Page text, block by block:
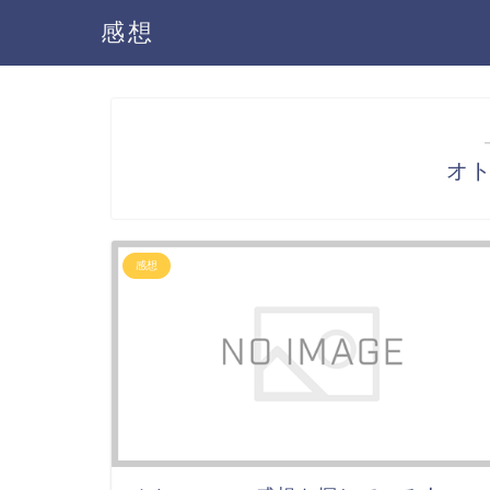
感想
オ
感想